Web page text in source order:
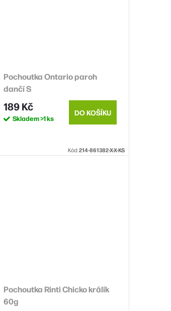
Pochoutka Ontario paroh
dančí S
189 Kč
Skladem>1 ks
DO KOŠÍKU
Kód:214-861382-X-X-KS
Pochoutka Rinti Chicko králík
60g